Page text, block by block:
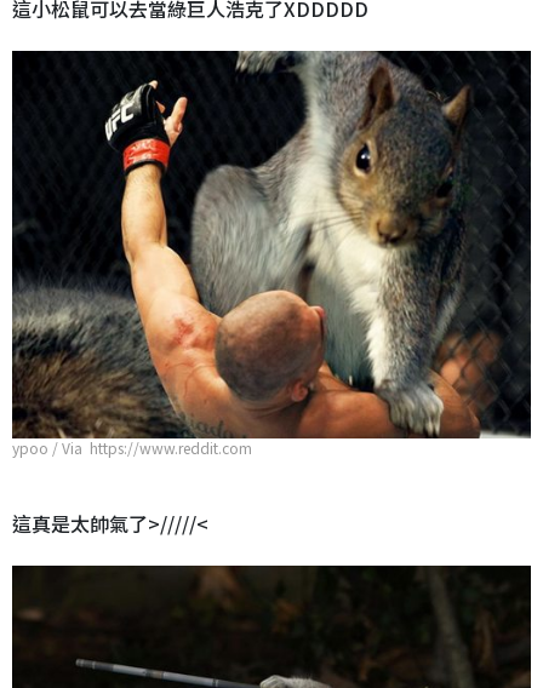
這小松鼠可以去當綠巨人浩克了XDDDDD
ypoo / Via https://www.reddit.com
這真是太帥氣了>/////<